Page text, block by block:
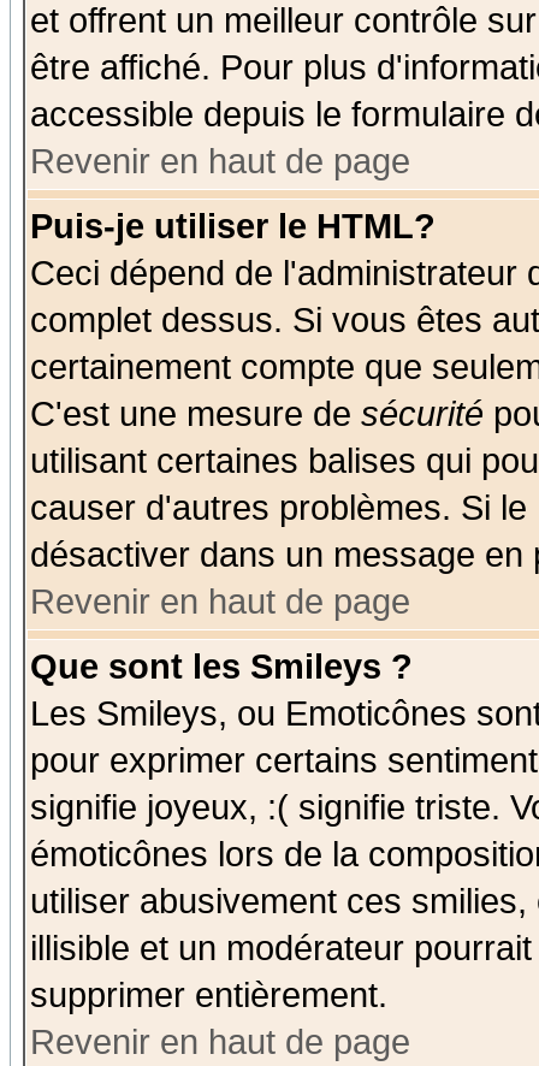
et offrent un meilleur contrôle
être affiché. Pour plus
accessible depuis le formulaire
Revenir en haut de page
Puis-je utiliser le HTML?
Ceci dépend de l'administrateur
complet dessus. Si vous êtes
certainement compte que
C'est une mesure de sécurité
utilisant certaines balises qui
causer d'autres problèmes. Si
désactiver dans un message
Revenir en haut de page
Que sont les Smileys ?
Les Smileys, ou Emoticônes
pour exprimer certains
signifie joyeux, :( signifie triste.
émoticônes lors de la
utiliser abusivement ces
illisible et un modérateur
supprimer entièrement.
Revenir en haut de page